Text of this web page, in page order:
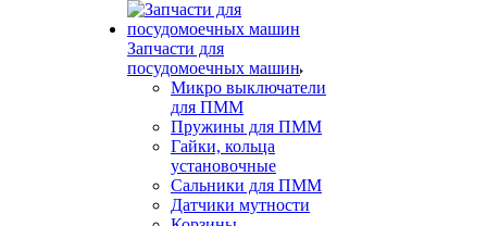
Запчасти для
посудомоечных машин
Микро выключатели
для ПММ
Пружины для ПММ
Гайки, кольца
установочные
Сальники для ПММ
Датчики мутности